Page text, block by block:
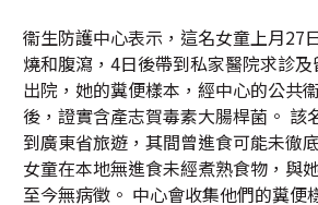
衞生防護中心表示，這名女童上月27
燒和腹瀉，4日後帶到私家醫院求診
出院，她的糞便樣本，經中心的公共
後，證實含產志賀毒素大腸桿菌。 該
到廣東省旅遊，其間曾進食可能未徹
女童在本地無進食未經煮熟食物，與
至今無病徵。 中心會收集他們的糞便